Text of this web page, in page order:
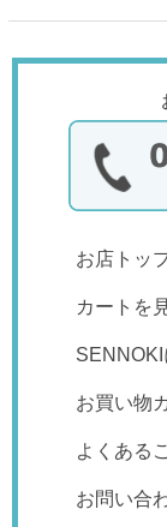
お店トッ
カートを
SENNOKI
お買い物
よくある
お問い合